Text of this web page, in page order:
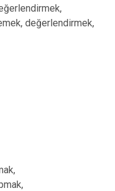
değerlendirmek,